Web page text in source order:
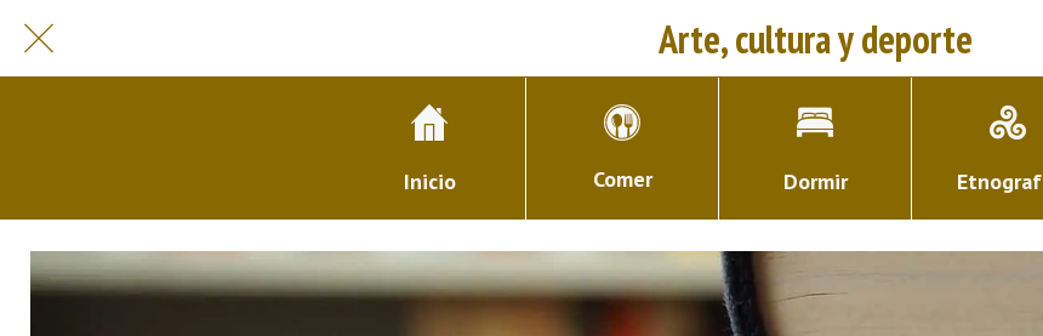
Arte, cultura y deporte
Inicio Comer Dormir